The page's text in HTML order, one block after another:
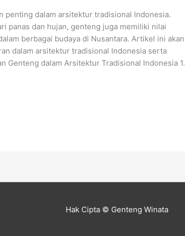
penting dalam arsitektur tradisional Indonesia.
panas dan hujan, genteng juga memiliki nilai
berbagai budaya di Nusantara. Artikel ini akan
dalam arsitektur tradisional Indonesia serta
Genteng dalam Arsitektur Tradisional Indonesia 1.
Hak Cipta © Genteng Winata